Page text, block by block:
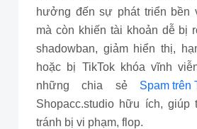
hưởng đến sự phát triển bền
mà còn khiến tài khoản dễ bị
shadowban, giảm hiển thị,
hoặc bị TikTok khóa vĩnh
những chia sẻ Spam trên
Shopacc.studio hữu ích, giúp
tránh bị vi phạm, flop.